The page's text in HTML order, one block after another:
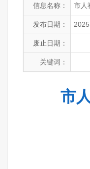
信息名称： 市人
发布日期：
废止日期：
关键词：
市